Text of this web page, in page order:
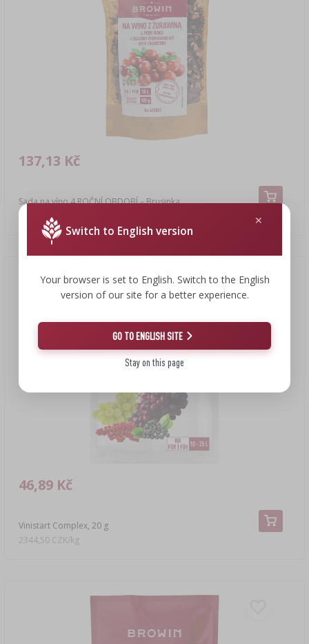
Sada na víno 4 ROČNÍ OBDOBÍ – Brusinka
137,13 Kč
1306,00 CZK/kg
Vinistart Complex, 20 g
46,89 Kč
2344,50 CZK/kg
Switch to English version
Your browser is set to English. Switch to the English
version of our site for a better experience.
GO TO ENGLISH SITE
Stay on this page